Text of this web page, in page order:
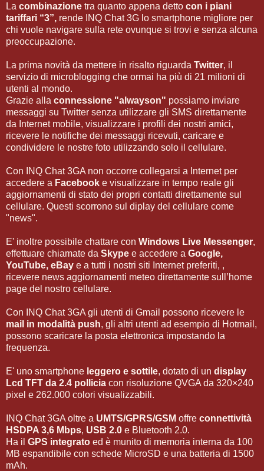
La combinazione tra quanto appena detto con i piani
tariffari “3”, rende INQ Chat 3G lo smartphone migliore per
chi vuole navigare sulla rete ovunque si trovi e senza alcuna
preoccupazione.
La prima novità da mettere in risalto riguarda Twitter, il
servizio di microblogging che ormai ha più di 21 milioni di
utenti al mondo.
Grazie alla connessione "alwayson" possiamo inviare
messaggi su Twitter senza utilizzare gli SMS direttamente
da Internet mobile, visualizzare i profili dei nostri amici,
ricevere le notifiche dei messaggi ricevuti, caricare e
condividere le nostre foto utilizzando solo il cellulare.
Con INQ Chat 3GA non occorre collegarsi a Internet per
accedere a Facebook e visualizzare in tempo reale gli
aggiornamenti di stato dei propri contatti direttamente sul
cellulare. Questi scorrono sul diplay del cellulare come
"news".
E' inoltre possibile chattare con Windows Live Messenger,
effettuare chiamate da Skype e accedere a Google,
YouTube, eBay e a tutti i nostri siti Internet preferiti, ,
ricevere news aggiornamenti meteo direttamente sull’home
page del nostro cellulare.
Con INQ Chat 3GA gli utenti di Gmail possono ricevere le
mail in modalità push, gli altri utenti ad esempio di Hotmail,
possono scaricare la posta elettronica impostando la
frequenza.
E' uno smartphone leggero e sottile, dotato di un display
Lcd TFT da 2.4 pollicia con risoluzione QVGA da 320×240
pixel e 262.000 colori visualizzabili.
INQ Chat 3GA oltre a UMTS/GPRS/GSM offre connettività
HSDPA 3,6 Mbps, USB 2.0 e Bluetooth 2.0.
Ha il GPS integrato ed è munito di memoria interna da 100
MB espandibile con schede MicroSD e una batteria di 1500
mAh.